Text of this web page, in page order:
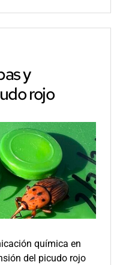
picudo
rojo
y
rojo
química en
del picudo rojo